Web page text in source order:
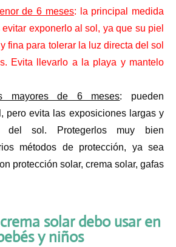
de 6 meses: la principal medida
exponerlo al sol, ya que su piel
fina para tolerar la luz directa del sol
Evita llevarlo a la playa y mantelo
mayores de 6 meses: pueden
pero evita las exposiciones largas y
del sol. Protegerlos muy bien
métodos de protección, ya sea
protección solar, crema solar, gafas
solar debo usar en
y niños